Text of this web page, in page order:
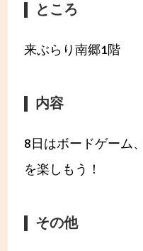
ところ
来ぶらり南郷1階
内容
8日はボードゲーム
を楽しもう！
その他